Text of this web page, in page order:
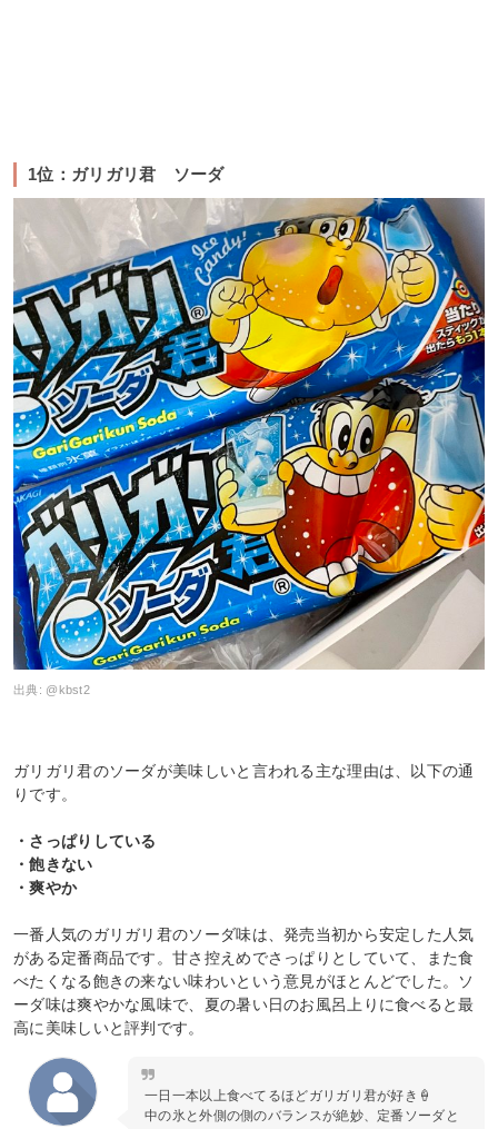
1位：ガリガリ君 ソーダ
出典: @kbst2
ガリガリ君のソーダが美味しいと言われる主な理由は、以下の通
りです。
・さっぱりしている
・飽きない
・爽やか
一番人気のガリガリ君のソーダ味は、発売当初から安定した人気
がある定番商品です。甘さ控えめでさっぱりとしていて、また食
べたくなる飽きの来ない味わいという意見がほとんどでした。ソ
ーダ味は爽やかな風味で、夏の暑い日のお風呂上りに食べると最
高に美味しいと評判です。
一日一本以上食べてるほどガリガリ君が好き🍦
中の氷と外側の側のバランスが絶妙、定番ソーダと